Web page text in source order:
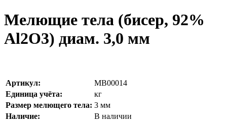
Мелющие тела (бисер, 92%
Al2O3) диам. 3,0 мм
Артикул:
MB00014
Единица учёта:
кг
Размер мелющего тела: 3 мм
Наличие:
В наличии